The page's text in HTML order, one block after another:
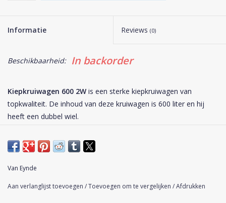
Informatie Reviews (0)
Beschikbaarheid: In backorder
Kiepkruiwagen 600 2W is een sterke kiepkruiwagen van
topkwaliteit. De inhoud van deze kruiwagen is 600 liter en hij
heeft een dubbel wiel.
onderstel is volledig verzinkt. De band beschikt over een stalen
de band vier lagen heeft.
Let op: de kruiwagens worden niet thuis afgeleverd, maar
Van Eynde
Aan verlanglijst toevoegen /Toevoegen om te vergelijken /Afdrukken